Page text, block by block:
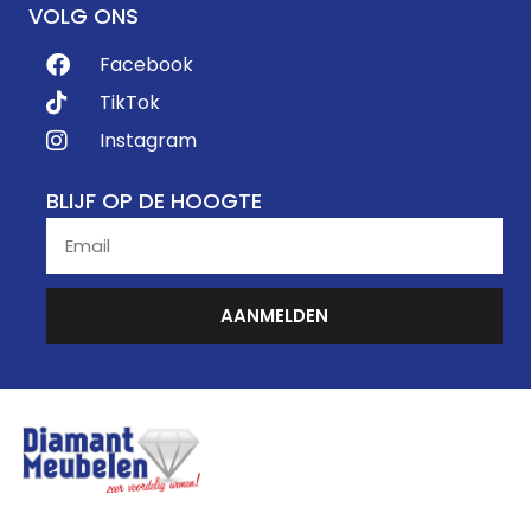
VOLG ONS
Facebook
TikTok
Instagram
BLIJF OP DE HOOGTE
AANMELDEN